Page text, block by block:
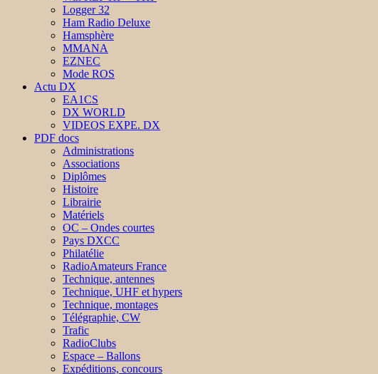
Logger 32
Ham Radio Deluxe
Hamsphère
MMANA
EZNEC
Mode ROS
Actu DX
EA1CS
DX WORLD
VIDEOS EXPE. DX
PDF docs
Administrations
Associations
Diplômes
Histoire
Librairie
Matériels
OC – Ondes courtes
Pays DXCC
Philatélie
RadioAmateurs France
Technique, antennes
Technique, UHF et hypers
Technique, montages
Télégraphie, CW
Trafic
RadioClubs
Espace – Ballons
Expéditions, concours